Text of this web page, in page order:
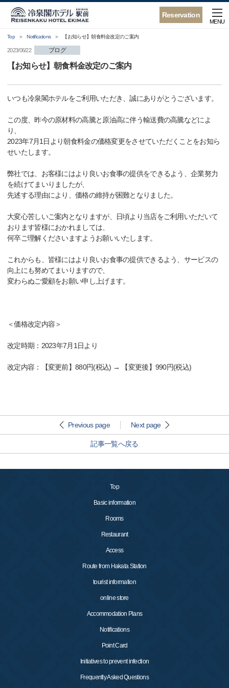
Reservation
MENU
Top Notifications 【お知らせ】朝食料金改定のご案内
2023/06/22 ブログ
【お知らせ】朝食料金改定のご案内
いつも冷泉閣ホテルをご利用いただき、誠にありがとうございます。
この度、昨今の原材料の高騰と原油高に伴う輸送費の高騰などによ
り、
2023年7月1日より朝食料金の価格変更をさせていただくことをお知ら
せいたします。
弊社では、お客様にはより良いお食事の提供をできるよう、企業努力
を続けてまいりましたが、
先述する理由により、価格の維持が困難となりました。
大変心苦しいご案内となりますが、日頃より当店をご利用いただいて
おります皆様におかれましては、
何卒ご理解くださいますようお願いいたします。
これからも、皆様にはより良いお食事の提供できるよう、サービスの
向上にも努めてまいりますので、
変わらぬご愛顧をお願い申し上げます。
＜価格改定内容＞
改定時期：2023年7月1日より
改定内容：【変更前】880円(税込) → 【変更後】990円(税込)
Previous page Next page
記事一覧へ戻る
Top
Basic information
Rooms
Restaurant
Access
Route from Hakata Station
tourist information
online store
Accommodation Plans
Notifications
Point Card
Initiatives to prevent infection
Frequently Asked Questions